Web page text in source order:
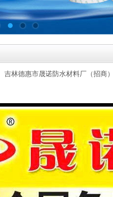
吉林德惠市晟诺防水材料厂（招商